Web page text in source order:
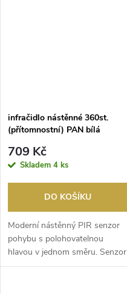
infračidlo nástěnné 360st.
(přítomnostní) PAN bílá
709 Kč
Skladem 4 ks
DO KOŠÍKU
Moderní nástěnný PIR senzor
pohybu s polohovatelnou
hlavou v jednom směru. Senzor
reaguje na slabé i...